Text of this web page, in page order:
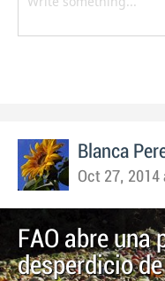
Blanca
Oct 27, 2014
FAO abre
desperdicio